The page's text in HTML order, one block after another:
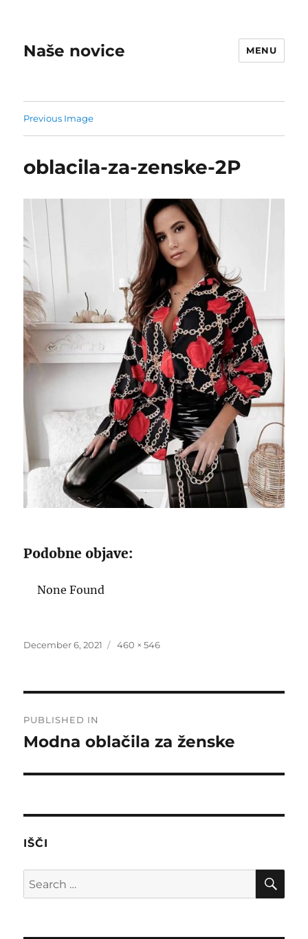
Naše novice MENU
Previous Image
oblacila-za-zenske-2P
Podobne objave:
None Found
Posted
December 6, 2021
Full
460 × 546
navigation
PUBLISHED IN
Modna oblačila za ženske
IŠČI
Search
for: